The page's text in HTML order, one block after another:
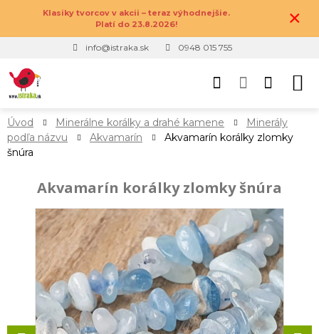
Klasiky tvorcov v akcii – teraz výhodnejšie.
Platí do 23.8.2026!
×
info@istraka.sk 0948 015 755
Úvod Minerálne korálky a drahé kamene
Minerály
podľa názvu
Akvamarín
Akvamarín korálky zlomky
šnúra
Akvamarín korálky zlomky šnúra